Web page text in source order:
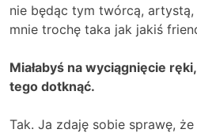
nie będąc tym twórcą, artystą,
mnie trochę taka jak jakiś
Miałabyś na wyciągnięcie
tego dotknąć.
Tak. Ja zdaję sobie sprawę,